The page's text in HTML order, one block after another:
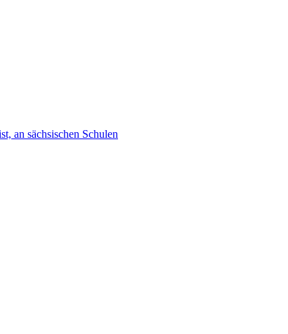
an sächsischen Schulen